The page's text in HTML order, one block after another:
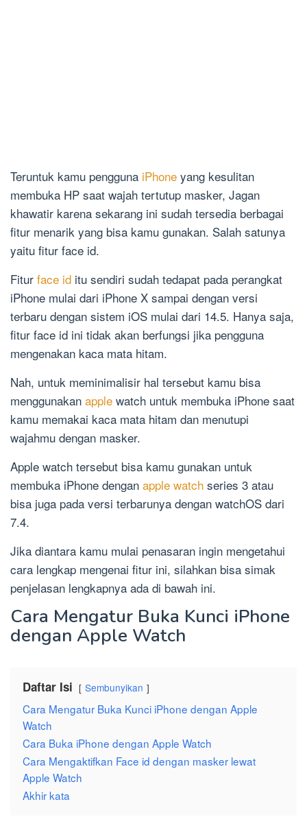
Teruntuk kamu pengguna iPhone yang kesulitan
membuka HP saat wajah tertutup masker, Jagan
khawatir karena sekarang ini sudah tersedia berbagai
fitur menarik yang bisa kamu gunakan. Salah satunya
yaitu fitur face id.
Fitur face id itu sendiri sudah tedapat pada perangkat
iPhone mulai dari iPhone X sampai dengan versi
terbaru dengan sistem iOS mulai dari 14.5. Hanya saja,
fitur face id ini tidak akan berfungsi jika pengguna
mengenakan kaca mata hitam.
Nah, untuk meminimalisir hal tersebut kamu bisa
menggunakan apple watch untuk membuka iPhone saat
kamu memakai kaca mata hitam dan menutupi
wajahmu dengan masker.
Apple watch tersebut bisa kamu gunakan untuk
membuka iPhone dengan apple watch series 3 atau
bisa juga pada versi terbarunya dengan watchOS dari
7.4.
Jika diantara kamu mulai penasaran ingin mengetahui
cara lengkap mengenai fitur ini, silahkan bisa simak
penjelasan lengkapnya ada di bawah ini.
Cara Mengatur Buka Kunci iPhone
dengan Apple Watch
Daftar Isi Sembunyikan
Cara Mengatur Buka Kunci iPhone dengan Apple
Watch
Cara Buka iPhone dengan Apple Watch
Cara Mengaktifkan Face id dengan masker lewat
Apple Watch
Akhir kata